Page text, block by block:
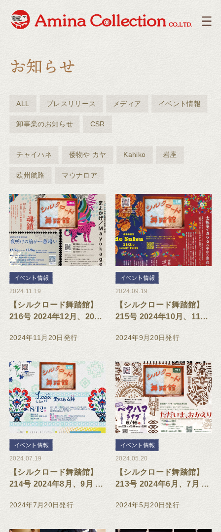
ALL プレスリリース メディア イベント情報
卸事業のお知らせ CSR
チャイハネ 倭物や カヤ Kahiko 岩座
欧州航路 マウナロア
2024.11.19
【シルクロード舞踏館】
216号 2024年12月、2025
ジュール
2024年11月20日発行
2024.09.19
【シルクロード舞踏館】
215号 2024年10月、11月
ール
2024年9月20日発行
2024.07.19
【シルクロード舞踏館】
214号 2024年8月、9月 イ
ル
2024年7月20日発行
2024.05.20
【シルクロード舞踏館】
213号 2024年6月、7月 イ
ル
2024年5月20日発行